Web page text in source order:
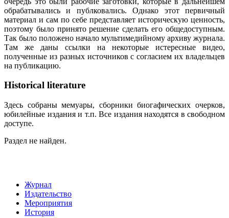
обрабатывались и публковались. Однако этот первичный
материал и сам по себе представляет историческую ценность,
поэтому было принято решение сделать его общедоступным.
Так было положено начало мультимедийному архиву журнала.
Там же даны ссылки на некоторые истересные видео,
полученные из разных источников с согласием их владельцев
на публикацию.
Historical literature
Здесь собраны мемуары, сборники биогафических очерков,
юбилейные издания и т.п. Все издания находятся в свободном
доступе.
Раздел не найден.
Журнал
Издательство
Мероприятия
История